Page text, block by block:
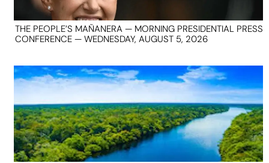
THE PEOPLE’S MAÑANERA — MORNING PRESIDENTIAL PRESS
CONFERENCE — WEDNESDAY, AUGUST 5, 2026